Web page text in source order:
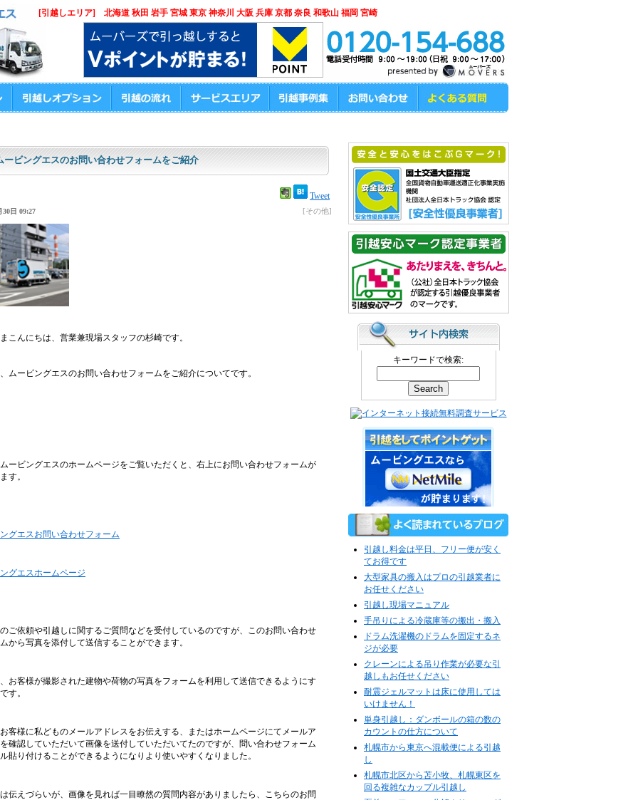
ービングエスのお問い合わせフォームをご紹介
Tweet
[その他]
30日 09:27
こんにちは、営業兼現場スタッフの杉崎です。
ムービングエスのお問い合わせフォームをご紹介についてです。
ービングエスのホームページをご覧いただくと、右上にお問い合わせフォームが
す。
グエスお問い合わせフォーム
グエスホームページ
ご依頼や引越しに関するご質問などを受付しているのですが、このお問い合わせ
から写真を添付して送信することができます。
お客様が撮影された建物や荷物の写真をフォームを利用して送信できるようにす
す。
客様に私どものメールアドレスをお伝えする、またはホームページにてメールア
確認していただいて画像を送付していただいてたのですが、問い合わせフォーム
貼り付けることができるようになりより使いやすくなりました。
伝えづらいが、画像を見れば一目瞭然の質問内容がありましたら、こちらのお問
キーワードで検索:
引越し料金は平日、フリー便が安く
てお得です
大型家具の搬入はプロの引越業者に
お任せください
引越し現場マニュアル
手吊りによる冷蔵庫等の搬出・搬入
ドラム洗濯機のドラムを固定するネ
ジが必要
クレーンによる吊り作業が必要な引
越しもお任せください
耐震ジェルマットは床に使用しては
いけません！
単身引越し：ダンボールの箱の数の
カウントの仕方について
札幌市から東京へ混載便による引越
し
札幌市北区から苫小牧、札幌東区を
回る複雑なカップル引越し
[引越しエリア] 北海道 秋田 岩手 宮城 東京 神奈川 大阪 兵庫 京都 奈良 和歌山 福岡 宮崎